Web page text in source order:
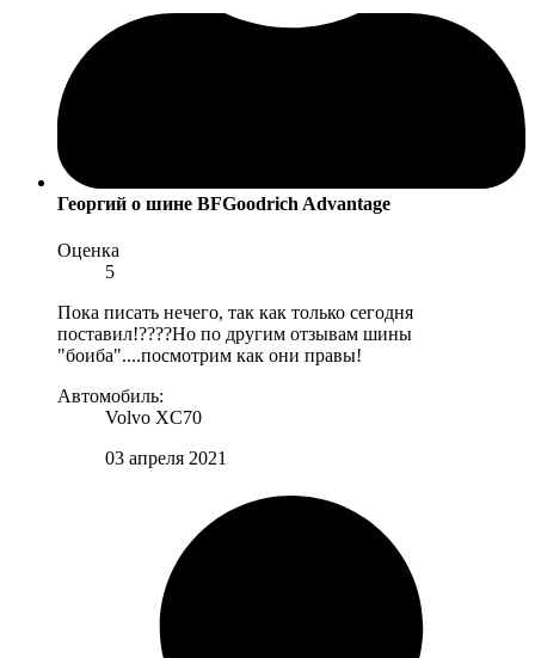
Георгий о шине BFGoodrich Advantage
Оценка
5
Пока писать нечего, так как только сегодня
поставил!????Но по другим отзывам шины
"боиба"....посмотрим как они правы!
Автомобиль:
Volvo XC70
03 апреля 2021